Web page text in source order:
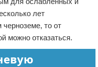
лет
то от
можно отказаться.